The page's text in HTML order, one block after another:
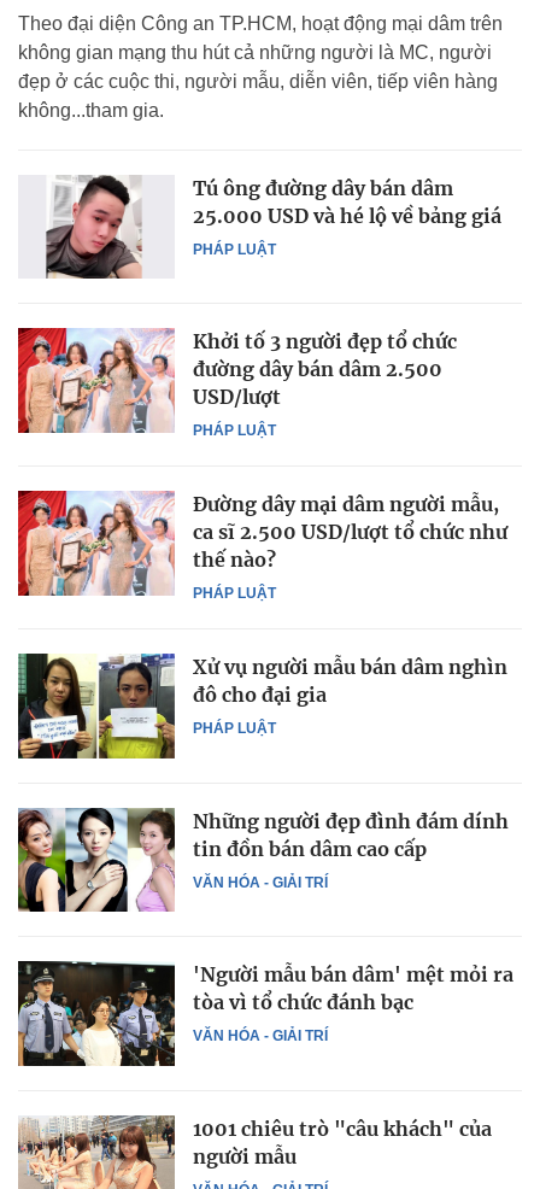
Theo đại diện Công an TP.HCM, hoạt động mại dâm trên
không gian mạng thu hút cả những người là MC, người
đẹp ở các cuộc thi, người mẫu, diễn viên, tiếp viên hàng
không...tham gia.
PHÁP LUẬT
Tú ông đường dây bán dâm
25.000 USD và hé lộ về bảng giá
PHÁP LUẬT
Khởi tố 3 người đẹp tổ chức
đường dây bán dâm 2.500
USD/lượt
PHÁP LUẬT
Đường dây mại dâm người mẫu,
ca sĩ 2.500 USD/lượt tổ chức như
thế nào?
PHÁP LUẬT
Xử vụ người mẫu bán dâm nghìn
đô cho đại gia
VĂN HÓA - GIẢI TRÍ
Những người đẹp đình đám dính
tin đồn bán dâm cao cấp
VĂN HÓA - GIẢI TRÍ
'Người mẫu bán dâm' mệt mỏi ra
tòa vì tổ chức đánh bạc
1001 chiêu trò "câu khách" của
người mẫu